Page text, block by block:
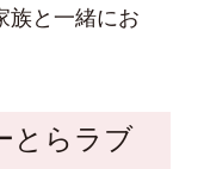
族と一緒にお
とらラブ